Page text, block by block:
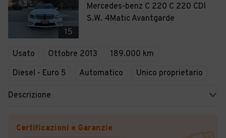
15
Mercedes-benz C 220 C 220 CDI
S.W. 4Matic Avantgarde
Usato Ottobre 2013
189.000 km
Diesel - Euro 5
Automatico Unico proprietario
Descrizione
Certificazioni e Garanzie